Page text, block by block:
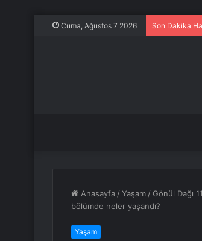
Cuma, Ağustos 7 2026 Son Dakika
Anasayfa /Yaşam / Gönül Dağı
bölümde neler yaşandı?
Yaşam